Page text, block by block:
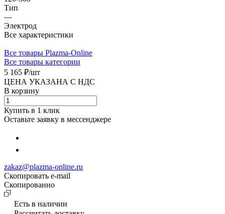
Тип
—
Электрод
Все характеристики
Все товары Plazma-Online
Все товары категории
5 165 ₽/шт
ЦЕНА УКАЗАНА С НДС
В корзину
Купить в 1 клик
Оставьте заявку в мессенджере
zakaz@plazma-online.ru
Скопировать e-mail
Cкопированно
Есть в наличии